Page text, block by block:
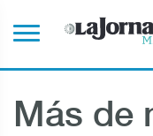
Más de